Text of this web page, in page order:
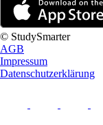
© StudySmarter
AGB
Impressum
Datenschutzerklärung